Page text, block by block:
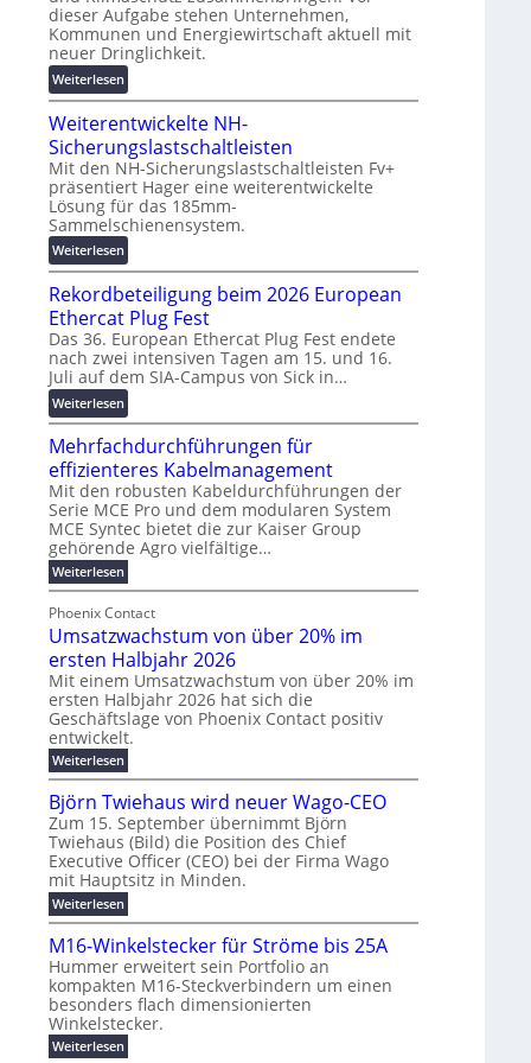
g
s
l
ö
s
n
g
e
n
t
z
u
n
d
d
i
g
i
t
a
l
e
T
r
a
n
s
p
a
r
e
n
z
i
n
e
n
b
a
u
:
F
o
r
s
c
h
u
n
g
s
f
ö
r
d
e
r
u
n
g
b
r
a
u
c
h
t
m
e
h
r
T
e
m
p
o
u
n
d
w
e
n
dieser Aufgabe stehen Unternehmen,
Kommunen und Energiewirtschaft aktuell mit
neuer Dringlichkeit.
Weiterlesen:
V
o
l
t
a
-
X
2
0
2
7
w
i
r
d
z
u
n
e
r
g
y
H
u
b
f
ü
r
m
o
d
e
r
n
e
E
n
r
g
i
e
l
Weiterentwickelte NH-
Sicherungslastschaltleisten
Mit den NH-Sicherungslastschaltleisten Fv+
präsentiert Hager eine weiterentwickelte
Lösung für das 185mm-
Sammelschienensystem.
Weiterlesen:
W
e
i
t
e
r
e
n
t
w
i
c
k
e
l
t
e
N
H
-
S
i
c
h
e
r
u
n
g
s
l
s
t
s
c
h
Rekordbeteiligung beim 2026 European
Ethercat Plug Fest
Das 36. European Ethercat Plug Fest endete
nach zwei intensiven Tagen am 15. und 16.
Juli auf dem SIA-Campus von Sick in…
Weiterlesen:
R
e
k
o
r
d
b
e
t
e
i
l
i
g
u
n
g
b
e
i
m
2
0
2
6
E
u
r
o
p
Mehrfachdurchführungen für
effizienteres Kabelmanagement
Mit den robusten Kabeldurchführungen der
Serie MCE Pro und dem modularen System
MCE Syntec bietet die zur Kaiser Group
gehörende Agro vielfältige…
Weiterlesen:
M
h
r
f
a
c
h
d
u
r
c
h
f
ü
h
r
u
n
g
e
n
f
ü
r
e
ff
i
z
Phoenix Contact
Umsatzwachstum von über 20% im
ersten Halbjahr 2026
Mit einem Umsatzwachstum von über 20% im
ersten Halbjahr 2026 hat sich die
Geschäftslage von Phoenix Contact positiv
entwickelt.
Weiterlesen:
U
m
s
a
t
w
a
c
h
s
t
u
m
v
o
n
ü
Björn Twiehaus wird neuer Wago-CEO
Zum 15. September übernimmt Björn
Twiehaus (Bild) die Position des Chief
Executive Officer (CEO) bei der Firma Wago
mit Hauptsitz in Minden.
Weiterlesen:
B
ö
r
n
T
w
i
e
M16-Winkelstecker für Ströme bis 25A
Hummer erweitert sein Portfolio an
kompakten M16-Steckverbindern um einen
besonders flach dimensionierten
Winkelstecker.
Weiterlesen: